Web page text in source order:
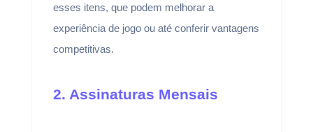
esses itens, que podem melhorar a
experiência de jogo ou até conferir vantagens
competitivas.
2. Assinaturas Mensais